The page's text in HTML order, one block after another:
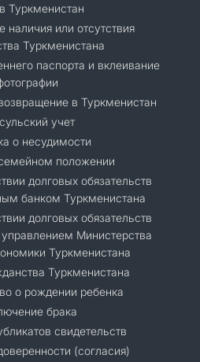
Туркменистан
наличия или отсутствия
Туркменистана
паспорта и вклеивание
в Туркменистан
учет
о несудимости
положении
долговых обязательств
банком Туркменистана
долговых обязательств
Министерства
Туркменистана
Туркменистана
о рождении ребенка
брака
свидетельств
(согласия)